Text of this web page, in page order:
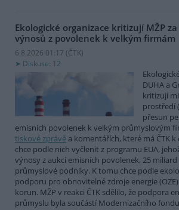
Ekologické organizace kritizují MŽP
výnosů z povolenek k velkým firmám
6.8.2026 01:17 (ČTK)
Diskuse: 12
DUHA a
kritizují
prostředí
přesun
emisních povolenek k velkým průmyslovým
tiskové zprávě a komentářích, které má ČTK k
chce podle nich vyčlenit z programu EUA,
výnosy z aukcí emisních povolenek, 25
průmyslové podniky. K tomu chce podle
podporu pro obnovitelné zdroje energie
korun. MŽP v reakci ČTK sdělilo, že podpora
průmyslu byla součástí Modernizačního